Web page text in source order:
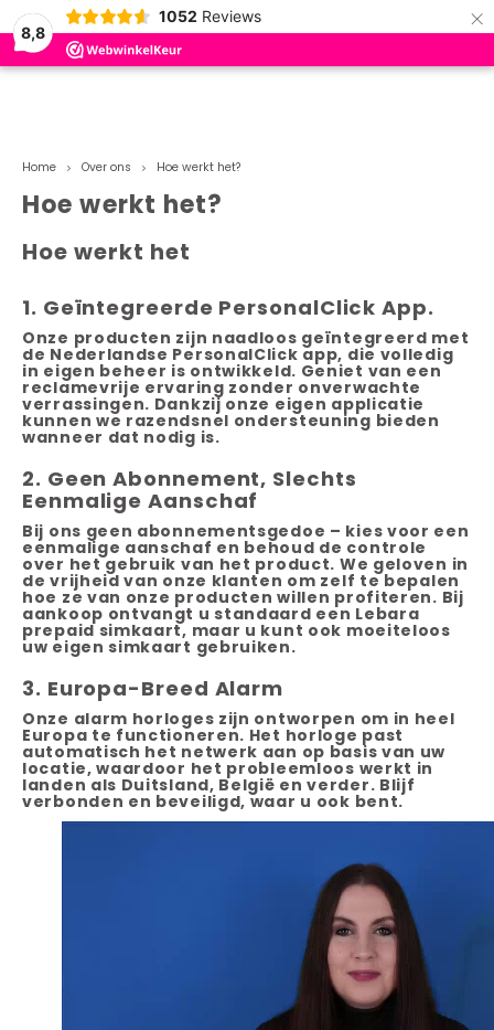
8,8
1052 Reviews ×
mee? (Tot 6 dagen!)
Hoe nauwkeurig is de GPS in een alarm horloge
voor ouderen?
De enige specialist met een fysieke winkel
Alarmhorloge vs. Traditionele alarmknop
Kan ik douchen of zwemmen met mijn
alarmhorloge?
Hoe helpt een noodknop ouderen in het dagelijks
leven?
Werkt een alarmhorloge zonder smartphone?
Hoe werkt een alarmknop ouderen?
Hoe werkt het?
Meest gestelde vragen
Partners
Wenshulp
0
Home Over ons Hoe werkt het?
Hoe werkt het?
Hoe werkt het
1. Geïntegreerde PersonalClick App.
Onze producten zijn naadloos geïntegreerd met
de Nederlandse PersonalClick app, die volledig
in eigen beheer is ontwikkeld. Geniet van een
reclamevrije ervaring zonder onverwachte
verrassingen. Dankzij onze eigen applicatie
kunnen we razendsnel ondersteuning bieden
wanneer dat nodig is.
2. Geen Abonnement, Slechts
Eenmalige Aanschaf
Bij ons geen abonnementsgedoe – kies voor een
eenmalige aanschaf en behoud de controle
over het gebruik van het product. We geloven in
de vrijheid van onze klanten om zelf te bepalen
hoe ze van onze producten willen profiteren. Bij
aankoop ontvangt u standaard een Lebara
prepaid simkaart, maar u kunt ook moeiteloos
uw eigen simkaart gebruiken.
3. Europa-Breed Alarm
Onze alarm horloges zijn ontworpen om in heel
Europa te functioneren. Het horloge past
automatisch het netwerk aan op basis van uw
locatie, waardoor het probleemloos werkt in
landen als Duitsland, België en verder. Blijf
verbonden en beveiligd, waar u ook bent.